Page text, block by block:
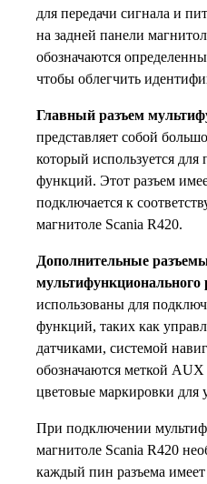
для передачи сигнала и
на задней панели
обозначаются
чтобы облегчить
Главный разъем
представляет собой
который используется
функций. Этот разъем
подключается к
магнитоле Scania R420.
Дополнительные
мультифункционального
использованы для
функций, таких как
датчиками, системой
обозначаются меткой
цветовые маркировки для
При подключении
магнитоле Scania R420
каждый пин разъема